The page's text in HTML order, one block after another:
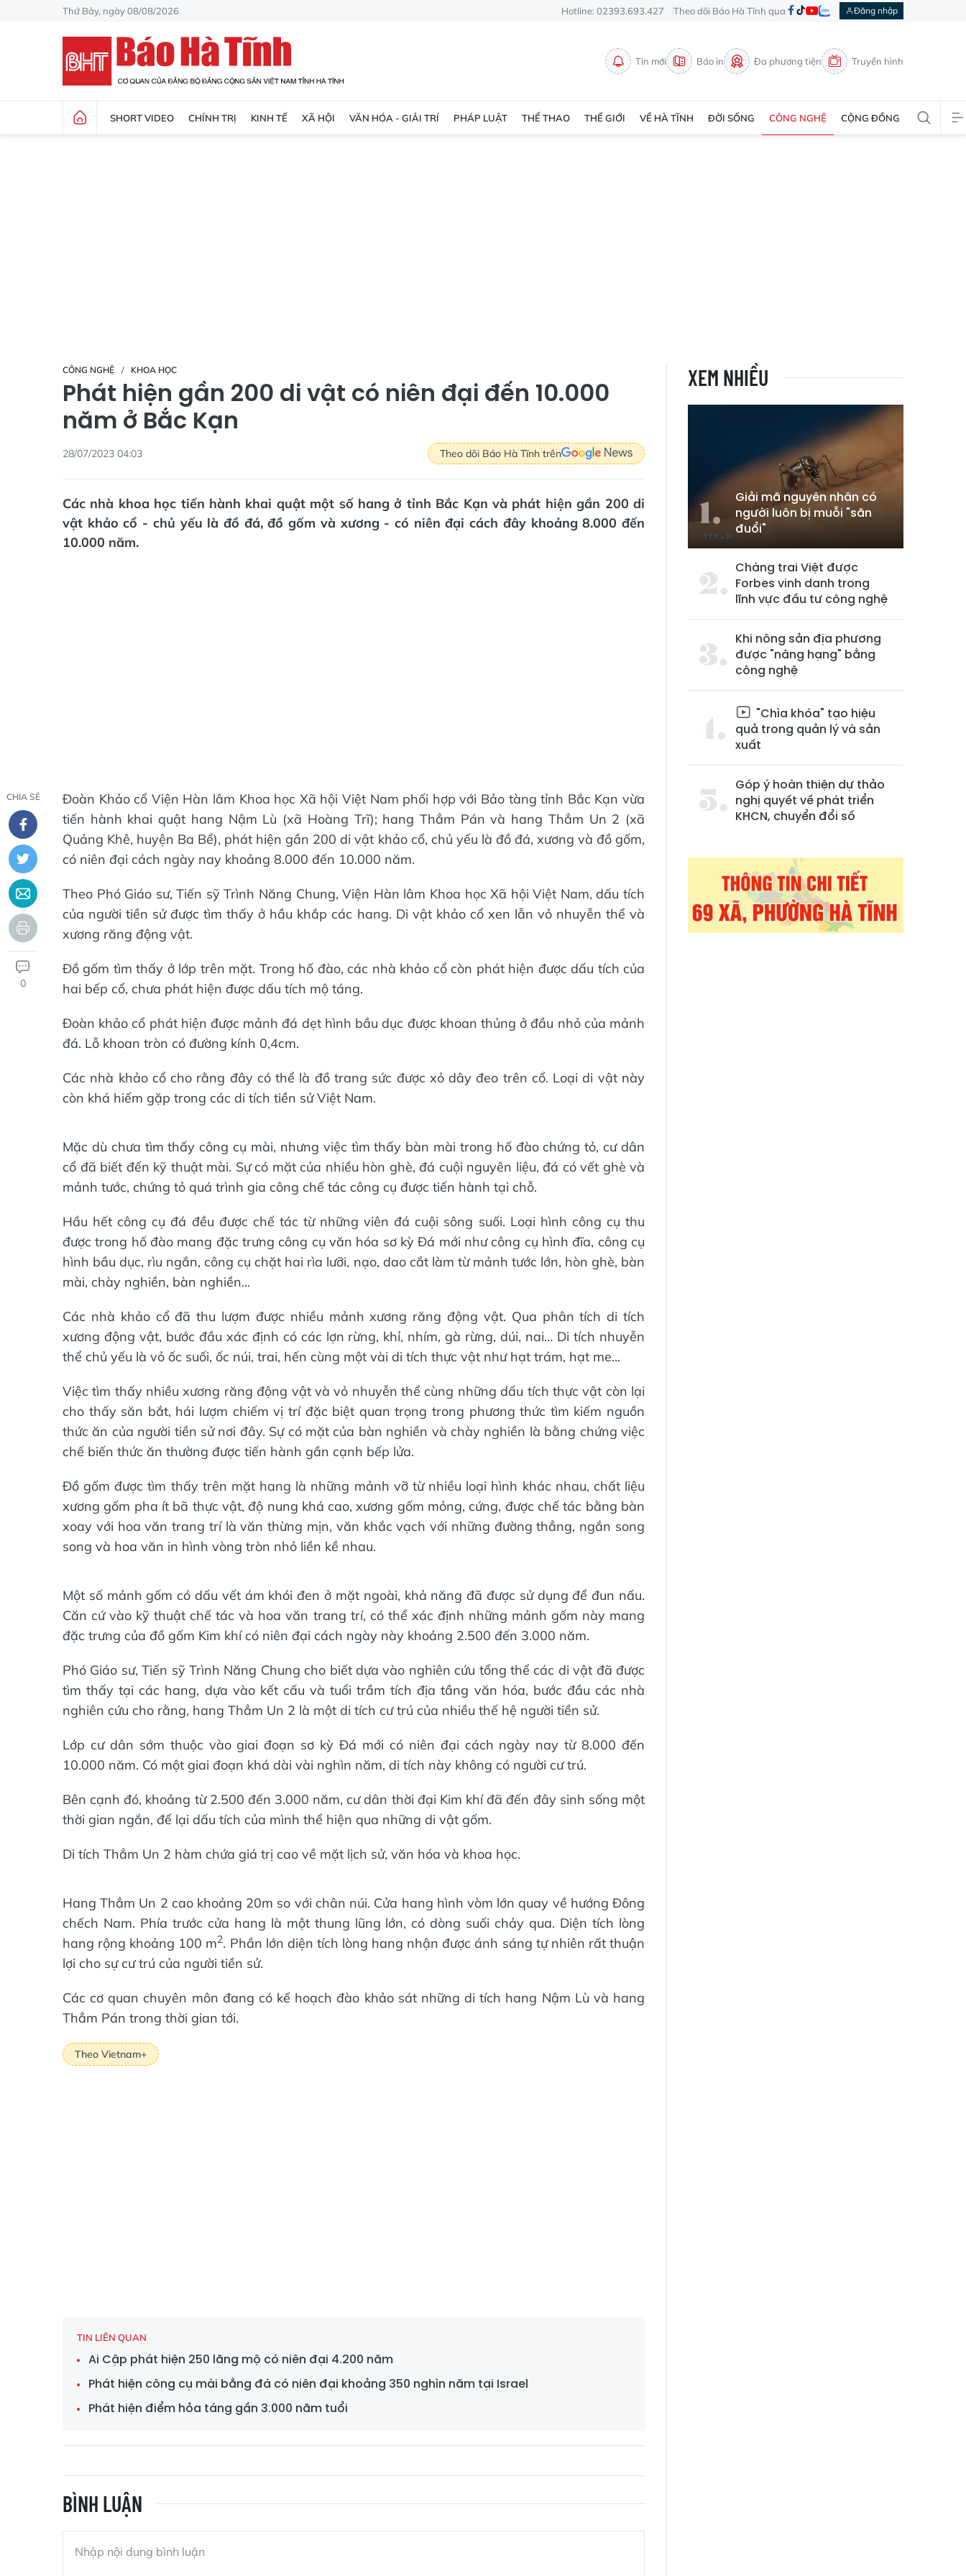
Thứ Bảy, ngày 08/08/2026 Hotline: 02393.693.427 Theo dõi Báo Hà Tĩnh qua Đăng nhập
Tin mới Báo in Đa phương tiện Truyền hình
SHORT VIDEO CHÍNH TRỊ KINH TẾ XÃ HỘI VĂN HÓA - GIẢI TRÍ PHÁP LUẬT THỂ THAO THẾ GIỚI VỀ HÀ TĨNH ĐỜI SỐNG CÔNG NGHỆ CỘNG ĐỒNG
CÔNG NGHỆ KHOA HỌC
Phát hiện gần 200 di vật có niên đại đến 10.000
năm ở Bắc Kạn
28/07/2023 04:03 Theo dõi Báo Hà Tĩnh trên
Các nhà khoa học tiến hành khai quật một số hang ở tỉnh Bắc Kạn và phát hiện gần 200 di
vật khảo cổ - chủ yếu là đồ đá, đồ gốm và xương - có niên đại cách đây khoảng 8.000 đến
10.000 năm.
CHIA SẺ
0
Đoàn Khảo cổ Viện Hàn lâm Khoa học Xã hội Việt Nam phối hợp với Bảo tàng tỉnh Bắc Kạn vừa
tiến hành khai quật hang Nậm Lù (xã Hoàng Trĩ); hang Thẳm Pán và hang Thẳm Un 2 (xã
Quảng Khê, huyện Ba Bể), phát hiện gần 200 di vật khảo cổ, chủ yếu là đồ đá, xương và đồ gốm,
có niên đại cách ngày nay khoảng 8.000 đến 10.000 năm.
Theo Phó Giáo sư, Tiến sỹ Trình Năng Chung, Viện Hàn lâm Khoa học Xã hội Việt Nam, dấu tích
của người tiền sử được tìm thấy ở hầu khắp các hang. Di vật khảo cổ xen lẫn vỏ nhuyễn thể và
xương răng động vật.
Đồ gốm tìm thấy ở lớp trên mặt. Trong hố đào, các nhà khảo cổ còn phát hiện được dấu tích của
hai bếp cổ, chưa phát hiện được dấu tích mộ táng.
Đoàn khảo cổ phát hiện được mảnh đá dẹt hình bầu dục được khoan thủng ở đầu nhỏ của mảnh
đá. Lỗ khoan tròn có đường kính 0,4cm.
Các nhà khảo cổ cho rằng đây có thể là đồ trang sức được xỏ dây đeo trên cổ. Loại di vật này
còn khá hiếm gặp trong các di tích tiền sử Việt Nam.
Mặc dù chưa tìm thấy công cụ mài, nhưng việc tìm thấy bàn mài trong hố đào chứng tỏ, cư dân
cổ đã biết đến kỹ thuật mài. Sự có mặt của nhiều hòn ghè, đá cuội nguyên liệu, đá có vết ghè và
mảnh tước, chứng tỏ quá trình gia công chế tác công cụ được tiến hành tại chỗ.
Hầu hết công cụ đá đều được chế tác từ những viên đá cuội sông suối. Loại hình công cụ thu
được trong hố đào mang đặc trưng công cụ văn hóa sơ kỳ Đá mới như công cụ hình đĩa, công cụ
hình bầu dục, rìu ngắn, công cụ chặt hai rìa lưỡi, nạo, dao cắt làm từ mảnh tước lớn, hòn ghè, bàn
mài, chày nghiền, bàn nghiền...
Các nhà khảo cổ đã thu lượm được nhiều mảnh xương răng động vật. Qua phân tích di tích
xương động vật, bước đầu xác định có các lợn rừng, khỉ, nhím, gà rừng, dúi, nai… Di tích nhuyễn
thể chủ yếu là vỏ ốc suối, ốc núi, trai, hến cùng một vài di tích thực vật như hạt trám, hạt me...
Việc tìm thấy nhiều xương răng động vật và vỏ nhuyễn thể cùng những dấu tích thực vật còn lại
cho thấy săn bắt, hái lượm chiếm vị trí đặc biệt quan trọng trong phương thức tìm kiếm nguồn
thức ăn của người tiền sử nơi đây. Sự có mặt của bàn nghiền và chày nghiền là bằng chứng việc
chế biến thức ăn thường được tiến hành gần cạnh bếp lửa.
Đồ gốm được tìm thấy trên mặt hang là những mảnh vỡ từ nhiều loại hình khác nhau, chất liệu
xương gốm pha ít bã thực vật, độ nung khá cao, xương gốm mỏng, cứng, được chế tác bằng bàn
xoay với hoa văn trang trí là văn thừng mịn, văn khắc vạch với những đường thẳng, ngắn song
song và hoa văn in hình vòng tròn nhỏ liền kề nhau.
Một số mảnh gốm có dấu vết ám khói đen ở mặt ngoài, khả năng đã được sử dụng để đun nấu.
Căn cứ vào kỹ thuật chế tác và hoa văn trang trí, có thể xác định những mảnh gốm này mang
đặc trưng của đồ gốm Kim khí có niên đại cách ngày này khoảng 2.500 đến 3.000 năm.
Phó Giáo sư, Tiến sỹ Trình Năng Chung cho biết dựa vào nghiên cứu tổng thể các di vật đã được
tìm thấy tại các hang, dựa vào kết cấu và tuổi trầm tích địa tầng văn hóa, bước đầu các nhà
nghiên cứu cho rằng, hang Thẳm Un 2 là một di tích cư trú của nhiều thế hệ người tiền sử.
Lớp cư dân sớm thuộc vào giai đoạn sơ kỳ Đá mới có niên đại cách ngày nay từ 8.000 đến
10.000 năm. Có một giai đoạn khá dài vài nghìn năm, di tích này không có người cư trú.
Bên cạnh đó, khoảng từ 2.500 đến 3.000 năm, cư dân thời đại Kim khí đã đến đây sinh sống một
thời gian ngắn, để lại dấu tích của mình thể hiện qua những di vật gốm.
Di tích Thẳm Un 2 hàm chứa giá trị cao về mặt lịch sử, văn hóa và khoa học.
Hang Thẳm Un 2 cao khoảng 20m so với chân núi. Cửa hang hình vòm lớn quay về hướng Đông
chếch Nam. Phía trước cửa hang là một thung lũng lớn, có dòng suối chảy qua. Diện tích lòng
hang rộng khoảng 100 m2. Phần lớn diện tích lòng hang nhận được ánh sáng tự nhiên rất thuận
lợi cho sự cư trú của người tiền sử.
Các cơ quan chuyên môn đang có kế hoạch đào khảo sát những di tích hang Nậm Lù và hang
Thẳm Pán trong thời gian tới.
Theo Vietnam+
TIN LIÊN QUAN
Ai Cập phát hiện 250 lăng mộ có niên đại 4.200 năm
Phát hiện công cụ mài bằng đá có niên đại khoảng 350 nghìn năm tại Israel
Phát hiện điểm hỏa táng gần 3.000 năm tuổi
BÌNH LUẬN
XEM NHIỀU
Giải mã nguyên nhân có
người luôn bị muỗi "săn
đuổi"
Chàng trai Việt được
Forbes vinh danh trong
lĩnh vực đầu tư công nghệ
Khi nông sản địa phương
được "nâng hạng" bằng
công nghệ
"Chìa khóa" tạo hiệu
quả trong quản lý và sản
xuất
Góp ý hoàn thiện dự thảo
nghị quyết về phát triển
KHCN, chuyển đổi số